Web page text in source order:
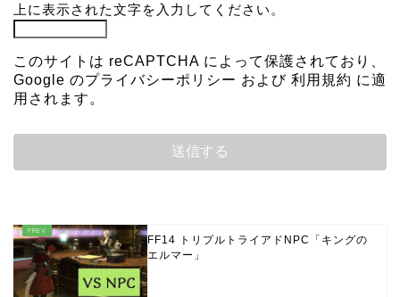
上に表示された文字を入力してください。
このサイトは reCAPTCHA によって保護されており、
Google のプライバシーポリシー および 利用規約 に適
用されます。
FF14 トリプルトライアドNPC「キングの
エルマー」